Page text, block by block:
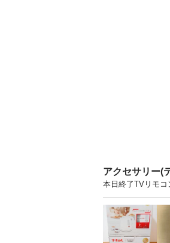
アクセサリー(
本日終了TVリモコ